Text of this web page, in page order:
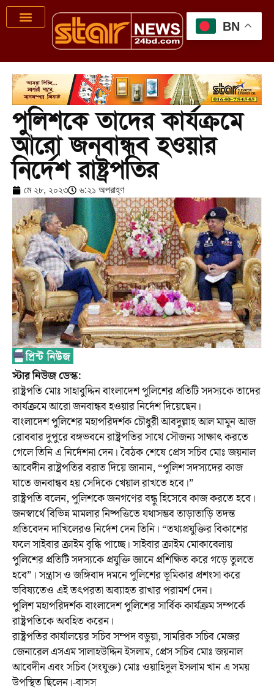
পুলিশকে তাদের কার্যক্রমে
আরো জনবান্ধব হওয়ার
নির্দেশ রাষ্ট্রপতির
মে ২৮, ২০২৩ ৬:২১ অপরাহ্ণ
স্টার নিউজ ডেস্ক:
রাষ্ট্রপতি মোঃ সাহাবুদ্দিন বাংলাদেশ পুলিশের প্রতিটি সদস্যকে তাদের
কার্যক্রমে আরো জনবান্ধব হওয়ার নির্দেশ দিয়েছেন।
বাংলাদেশ পুলিশের মহাপরিদর্শক চৌধুরী আবদুল্লাহ আল মামুন আজ
রোববার দুপুরে বঙ্গভবনে রাষ্ট্রপতির সাথে সৌজন্য সাক্ষাৎ করতে
গেলে তিনি এ নির্দেশনা দেন। বৈঠক শেষে প্রেস সচিব মোঃ জয়নাল
আবেদীন রাষ্ট্রপতির বরাত দিয়ে জানান, “পুলিশ সদস্যদের কাজ
যাতে জনবান্ধব হয় সেদিকে খেয়াল রাখতে হবে।”
রাষ্ট্রপতি বলেন, পুলিশকে জনগণের বন্ধু হিসেবে কাজ করতে হবে।
জনস্বার্থে বিভিন্ন মামলার নিষ্পত্তিতে যথাসম্ভব তাড়াতাড়ি তদন্ত
প্রতিবেদন দাখিলেরও নির্দেশ দেন তিনি। “তথ্যপ্রযুক্তির বিকাশের
ফলে সাইবার ক্রাইম বৃদ্ধি পাচ্ছে। সাইবার ক্রাইম মোকাবেলায়
পুলিশের প্রতিটি সদস্যকে প্রযুক্তি জ্ঞানে প্রশিক্ষিত করে গড়ে তুলতে
হবে”। সন্ত্রাস ও জঙ্গিবাদ দমনে পুলিশের ভূমিকার প্রশংসা করে
ভবিষ্যতেও এই তৎপরতা অব্যাহত রাখার পরামর্শ দেন।
পুলিশ মহাপরিদর্শক বাংলাদেশ পুলিশের সার্বিক কার্যক্রম সম্পর্কে
রাষ্ট্রপতিকে অবহিত করেন।
রাষ্ট্রপতির কার্যালয়ের সচিব সম্পদ বডুয়া, সামরিক সচিব মেজর
জেনারেল এসএম সালাহউদ্দিন ইসলাম, প্রেস সচিব মোঃ জয়নাল
আবেদীন এবং সচিব (সংযুক্ত) মোঃ ওয়াহিদুল ইসলাম খান এ সময়
উপস্থিত ছিলেন।-বাসস
BN